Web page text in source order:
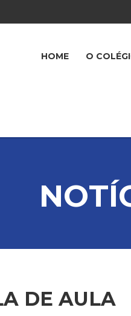
HOME O
DE AULA